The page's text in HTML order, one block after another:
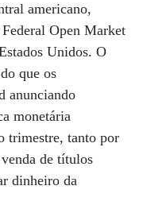
americano,
Open Market
Unidos. O
que os
anunciando
monetária
trimestre, tanto por
de títulos
dinheiro da